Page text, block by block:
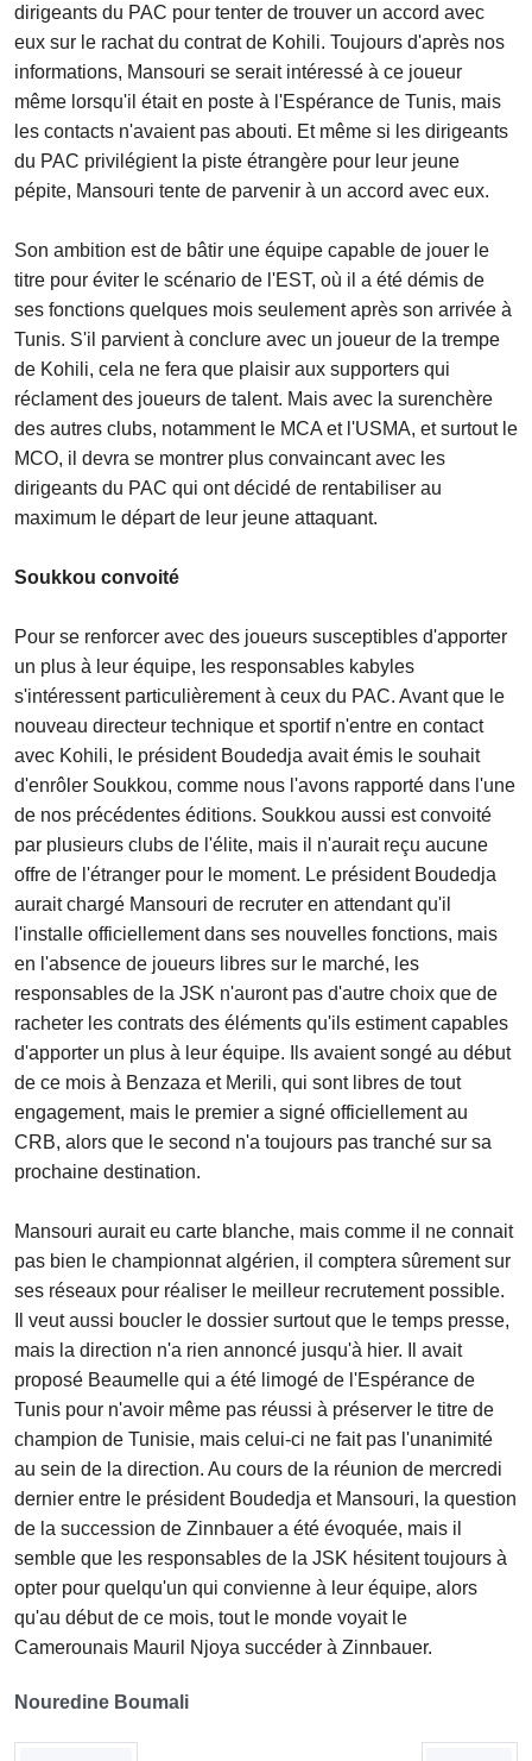
dirigeants du PAC pour tenter de trouver un accord avec
eux sur le rachat du contrat de Kohili. Toujours d'après nos
informations, Mansouri se serait intéressé à ce joueur
même lorsqu'il était en poste à l'Espérance de Tunis, mais
les contacts n'avaient pas abouti. Et même si les dirigeants
du PAC privilégient la piste étrangère pour leur jeune
pépite, Mansouri tente de parvenir à un accord avec eux.
Son ambition est de bâtir une équipe capable de jouer le
titre pour éviter le scénario de l'EST, où il a été démis de
ses fonctions quelques mois seulement après son arrivée à
Tunis. S'il parvient à conclure avec un joueur de la trempe
de Kohili, cela ne fera que plaisir aux supporters qui
réclament des joueurs de talent. Mais avec la surenchère
des autres clubs, notamment le MCA et l'USMA, et surtout le
MCO, il devra se montrer plus convaincant avec les
dirigeants du PAC qui ont décidé de rentabiliser au
maximum le départ de leur jeune attaquant.
Soukkou convoité
Pour se renforcer avec des joueurs susceptibles d'apporter
un plus à leur équipe, les responsables kabyles
s'intéressent particulièrement à ceux du PAC. Avant que le
nouveau directeur technique et sportif n'entre en contact
avec Kohili, le président Boudedja avait émis le souhait
d'enrôler Soukkou, comme nous l'avons rapporté dans l'une
de nos précédentes éditions. Soukkou aussi est convoité
par plusieurs clubs de l'élite, mais il n'aurait reçu aucune
offre de l'étranger pour le moment. Le président Boudedja
aurait chargé Mansouri de recruter en attendant qu'il
l'installe officiellement dans ses nouvelles fonctions, mais
en l'absence de joueurs libres sur le marché, les
responsables de la JSK n'auront pas d'autre choix que de
racheter les contrats des éléments qu'ils estiment capables
d'apporter un plus à leur équipe. Ils avaient songé au début
de ce mois à Benzaza et Merili, qui sont libres de tout
engagement, mais le premier a signé officiellement au
CRB, alors que le second n'a toujours pas tranché sur sa
prochaine destination.
Mansouri aurait eu carte blanche, mais comme il ne connait
pas bien le championnat algérien, il comptera sûrement sur
ses réseaux pour réaliser le meilleur recrutement possible.
Il veut aussi boucler le dossier surtout que le temps presse,
mais la direction n'a rien annoncé jusqu'à hier. Il avait
proposé Beaumelle qui a été limogé de l'Espérance de
Tunis pour n'avoir même pas réussi à préserver le titre de
champion de Tunisie, mais celui-ci ne fait pas l'unanimité
au sein de la direction. Au cours de la réunion de mercredi
dernier entre le président Boudedja et Mansouri, la question
de la succession de Zinnbauer a été évoquée, mais il
semble que les responsables de la JSK hésitent toujours à
opter pour quelqu'un qui convienne à leur équipe, alors
qu'au début de ce mois, tout le monde voyait le
Camerounais Mauril Njoya succéder à Zinnbauer.
Nouredine Boumali